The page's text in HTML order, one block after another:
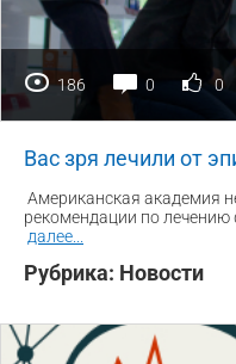
186 0 0
Вас зря лечили от
Американская академия
рекомендации по лечению
далее
Рубрика: Новости